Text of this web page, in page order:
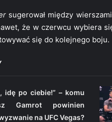
sugerował między
że w czerwcu wybiera
się do kolejnego boju.
idę po ciebie!” – komu
Gamrot powinien
na UFC Vegas?